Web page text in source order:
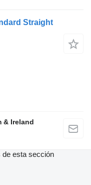
Straight
& Ireland
de esta sección